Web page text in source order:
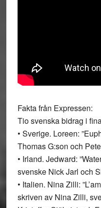
Fakta från Expressen:
Tio svenska bidrag i
• Sverige. Loreen:
Thomas G:son och
• Irland. Jedward:
svenske Nick Jarl och
• Italien. Nina Zilli:
skriven av Nina Zilli,